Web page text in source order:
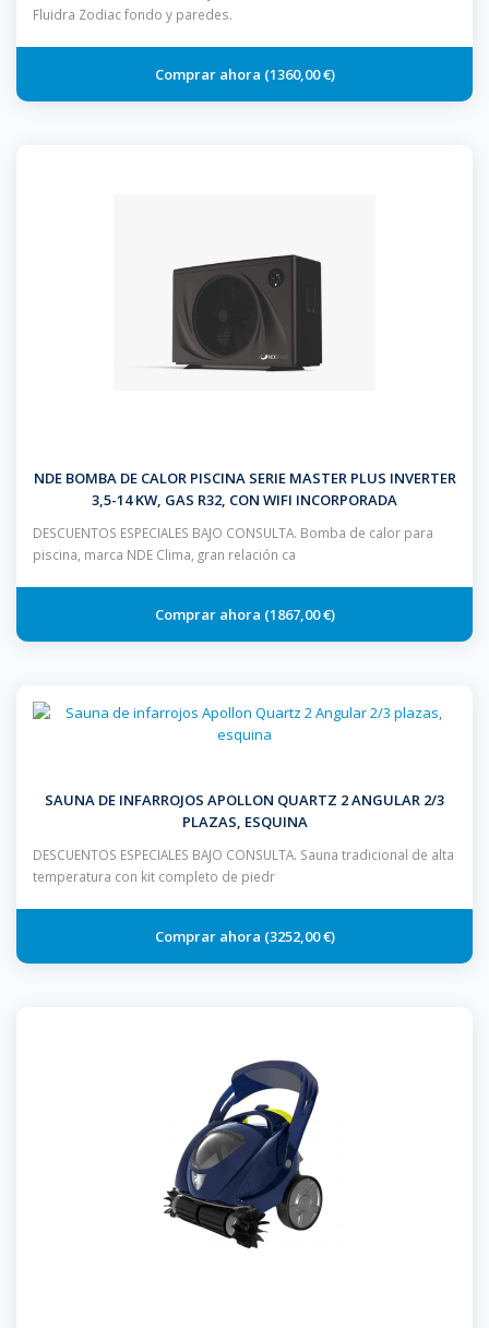
Fluidra Zodiac fondo y paredes.
1360,00 €
NDE BOMBA DE CALOR PISCINA SERIE MASTER PLUS INVERTER
3,5-14 KW, GAS R32, CON WIFI INCORPORADA
DESCUENTOS ESPECIALES BAJO CONSULTA. Bomba de calor para
piscina, marca NDE Clima, gran relación ca
1867,00 €
SAUNA DE INFARROJOS APOLLON QUARTZ 2 ANGULAR 2/3
PLAZAS, ESQUINA
DESCUENTOS ESPECIALES BAJO CONSULTA. Sauna tradicional de alta
temperatura con kit completo de piedr
3252,00 €